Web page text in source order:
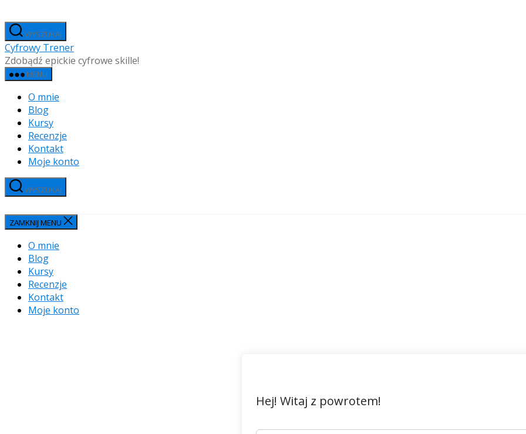
do
treściWYSZUKAJ
Cyfrowy Trener
Zdobądź epickie cyfrowe skille!
MENU
O mnie
Blog
Kursy
Recenzje
Kontakt
Moje konto
WYSZUKAJ
ZAMKNIJ MENU
O mnie
Blog
Kursy
Recenzje
Kontakt
Moje konto
Hej! Witaj z powrotem!